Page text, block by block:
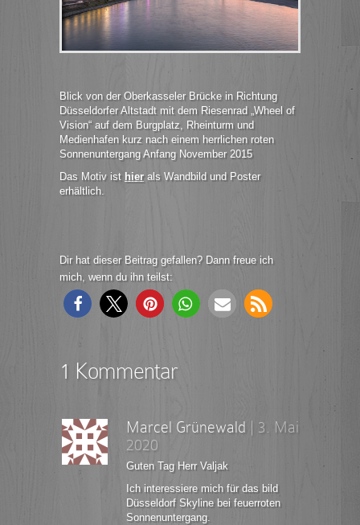
Blick von der Oberkasseler Brücke in Richtung
Düsseldorfer Altstadt mit dem Riesenrad „Wheel of
Vision“ auf dem Burgplatz, Rheinturm und
Medienhafen kurz nach einem herrlichen roten
Sonnenuntergang Anfang November 2015
Das Motiv ist hierals Wandbild und Poster
erhältlich.
Dir hat dieser Beitrag gefallen? Dann freue ich
mich, wenn du ihn teilst:
1 Kommentar
Marcel Grünewald
3. Mai
2020
Guten Tag Herr Valjak
Ich interessiere mich für das bild
Düsseldorf Skyline bei feuerroten
Sonnenuntergang.